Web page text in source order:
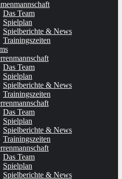
Das Team
Spielplan
Spielberichte & News
Trainingszeiten
Das Team
Spielplan
Spielberichte & News
Trainingszeiten
Das Team
Spielplan
Spielberichte & News
Trainingszeiten
Das Team
Spielplan
Spielberichte & News